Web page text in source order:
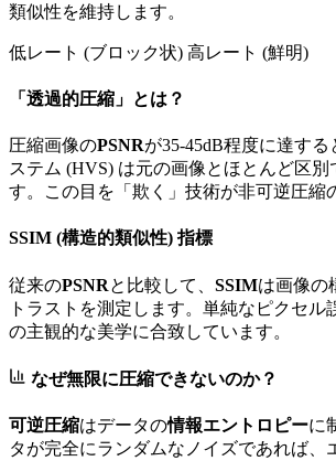
類似性を維持します。
低レート (ブロック状) 高レート (鮮明)
「透過的圧縮」とは？
圧縮画像のPSNRが35-45dB程度に達す
ステム (HVS) は元の画像とほとんど区別
す。この目を「欺く」技術が非可逆圧縮
SSIM (構造的類似性) 指標
従来のPSNRと比較して、 SSIMは画像の
トラストを測定します。単純なピクセル
の主観的な美学に合致しています。
なぜ無限に圧縮できないのか？
可逆圧縮はデータの情報エントロピーに
タが完全にランダムなノイズであれば、